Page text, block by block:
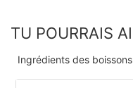
TU POURRAIS
Ingrédients des boissons